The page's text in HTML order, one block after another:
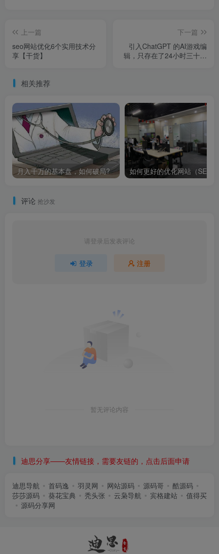
上一篇
seo网站优化6个实用技术分
享【干货】
下一篇
引入ChatGPT 的AI游戏编
辑，只存在了24小时三十而
相关推荐
月入千万的基本盘，如何破局?
评论 抢沙发
请登录后发表评论
登录 注册
暂无评论内容
迪思分享——友情链接，需要友链的，点击后面申请
迪思导航 首码逸 羽灵网 网站源码 源码哥
酷源码
莎莎源码
葵花宝典 秃头张 云枭导航 宾格建站
值得买
源码分享网